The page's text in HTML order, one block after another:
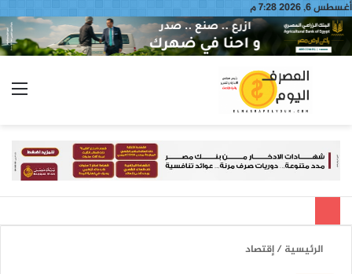
أغسطس 6, 2026 7:28 م
بحث
الرئيسية/إقتصاد